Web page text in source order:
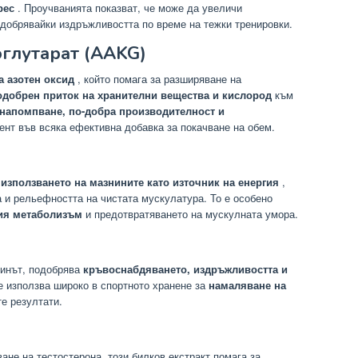
. Проучванията показват, че може да увеличи
издръжливостта по време на тежки тренировки.
(AAKG)
азотен оксид , който помага за разширяване на
приток на хранителни вещества и кислород към
по-добра производителност и
във всяка ефективна добавка за покачване на обем.
използването на мазнините като източник на енергия ,
рельефността на чистата мускулатура. То е особено
метаболизъм и предотвратяването на мускулната умора.
подобрява кръвоснабдяването, издръжливостта и
широко в спортното хранене за намаляване на
резултати.